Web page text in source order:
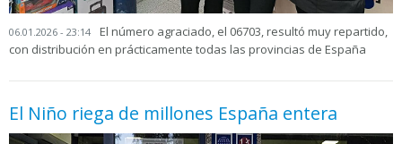
06.01.2026 - 23:14
El número agraciado, el 06703, resultó muy repartido,
con distribución en prácticamente todas las provincias de España
El Niño riega de millones España entera